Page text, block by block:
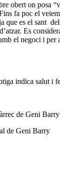
obert on posa
fa poc el
que es el sant
Es
el negoci i per
indica salut i
de Geni
de Geni Barry